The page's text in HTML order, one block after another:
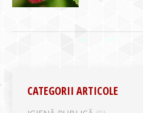
CATEGORII ARTICOLE